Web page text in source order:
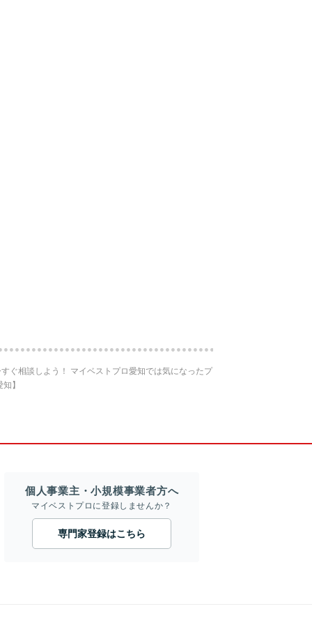
ぐ相談しよう！ マイベストプロ愛知では気になったプ
】
個人事業主・小規模事業者方へ
マイベストプロに登録しませんか？
専門家登録はこちら